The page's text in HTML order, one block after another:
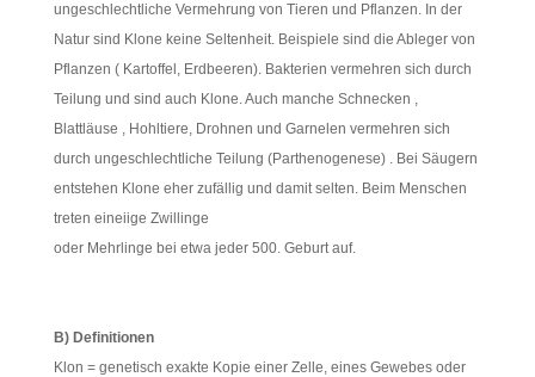
ungeschlechtliche Vermehrung von Tieren und Pflanzen. In der
Natur sind Klone keine Seltenheit. Beispiele sind die Ableger von
Pflanzen ( Kartoffel, Erdbeeren). Bakterien vermehren sich durch
Teilung und sind auch Klone. Auch manche Schnecken ,
Blattläuse , Hohltiere, Drohnen und Garnelen vermehren sich
durch ungeschlechtliche Teilung (Parthenogenese) . Bei Säugern
entstehen Klone eher zufällig und damit selten. Beim Menschen
treten eineiige Zwillinge
oder Mehrlinge bei etwa jeder 500. Geburt auf.
B) Definitionen
Klon = genetisch exakte Kopie einer Zelle, eines Gewebes oder